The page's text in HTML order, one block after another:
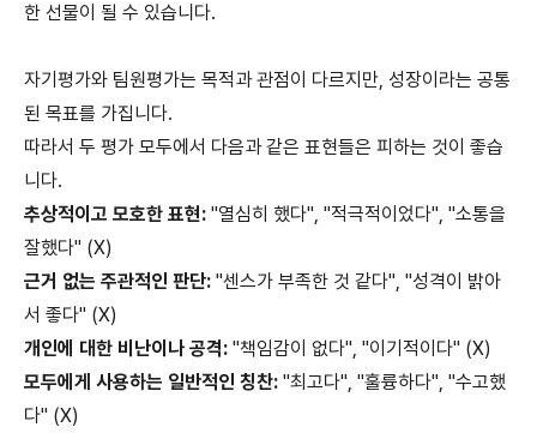
한 선물이 될 수 있습니다.
자기평가와 팀원평가는 목적과 관점이 다르지만, 성장이라는 공통
된 목표를 가집니다.
따라서 두 평가 모두에서 다음과 같은 표현들은 피하는 것이 좋습
니다.
추상적이고 모호한 표현: "열심히 했다", "적극적이었다", "소통을
잘했다" (X)
근거 없는 주관적인 판단: "센스가 부족한 것 같다", "성격이 밝아
서 좋다" (X)
개인에 대한 비난이나 공격: "책임감이 없다", "이기적이다" (X)
모두에게 사용하는 일반적인 칭찬: "최고다", "훌륭하다", "수고했
다" (X)